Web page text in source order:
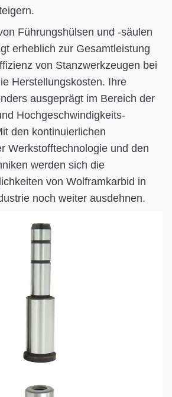
Führungshülsen und -säulen
erheblich zur Gesamtleistung
von Stanzwerkzeugen bei
Herstellungskosten. Ihre
ausgeprägt im Bereich der
Hochgeschwindigkeits-
den kontinuierlichen
Werkstofftechnologie und den
werden sich die
von Wolframkarbid in
noch weiter ausdehnen.